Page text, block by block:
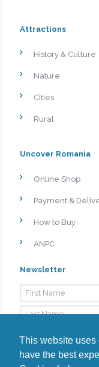
This website uses
have the best
Attractions
History & Culture
Nature
Cities
Rural
Uncover Romania
Online Shop
Payment &
How to Buy
ANPC
Newsletter
By signing up, I